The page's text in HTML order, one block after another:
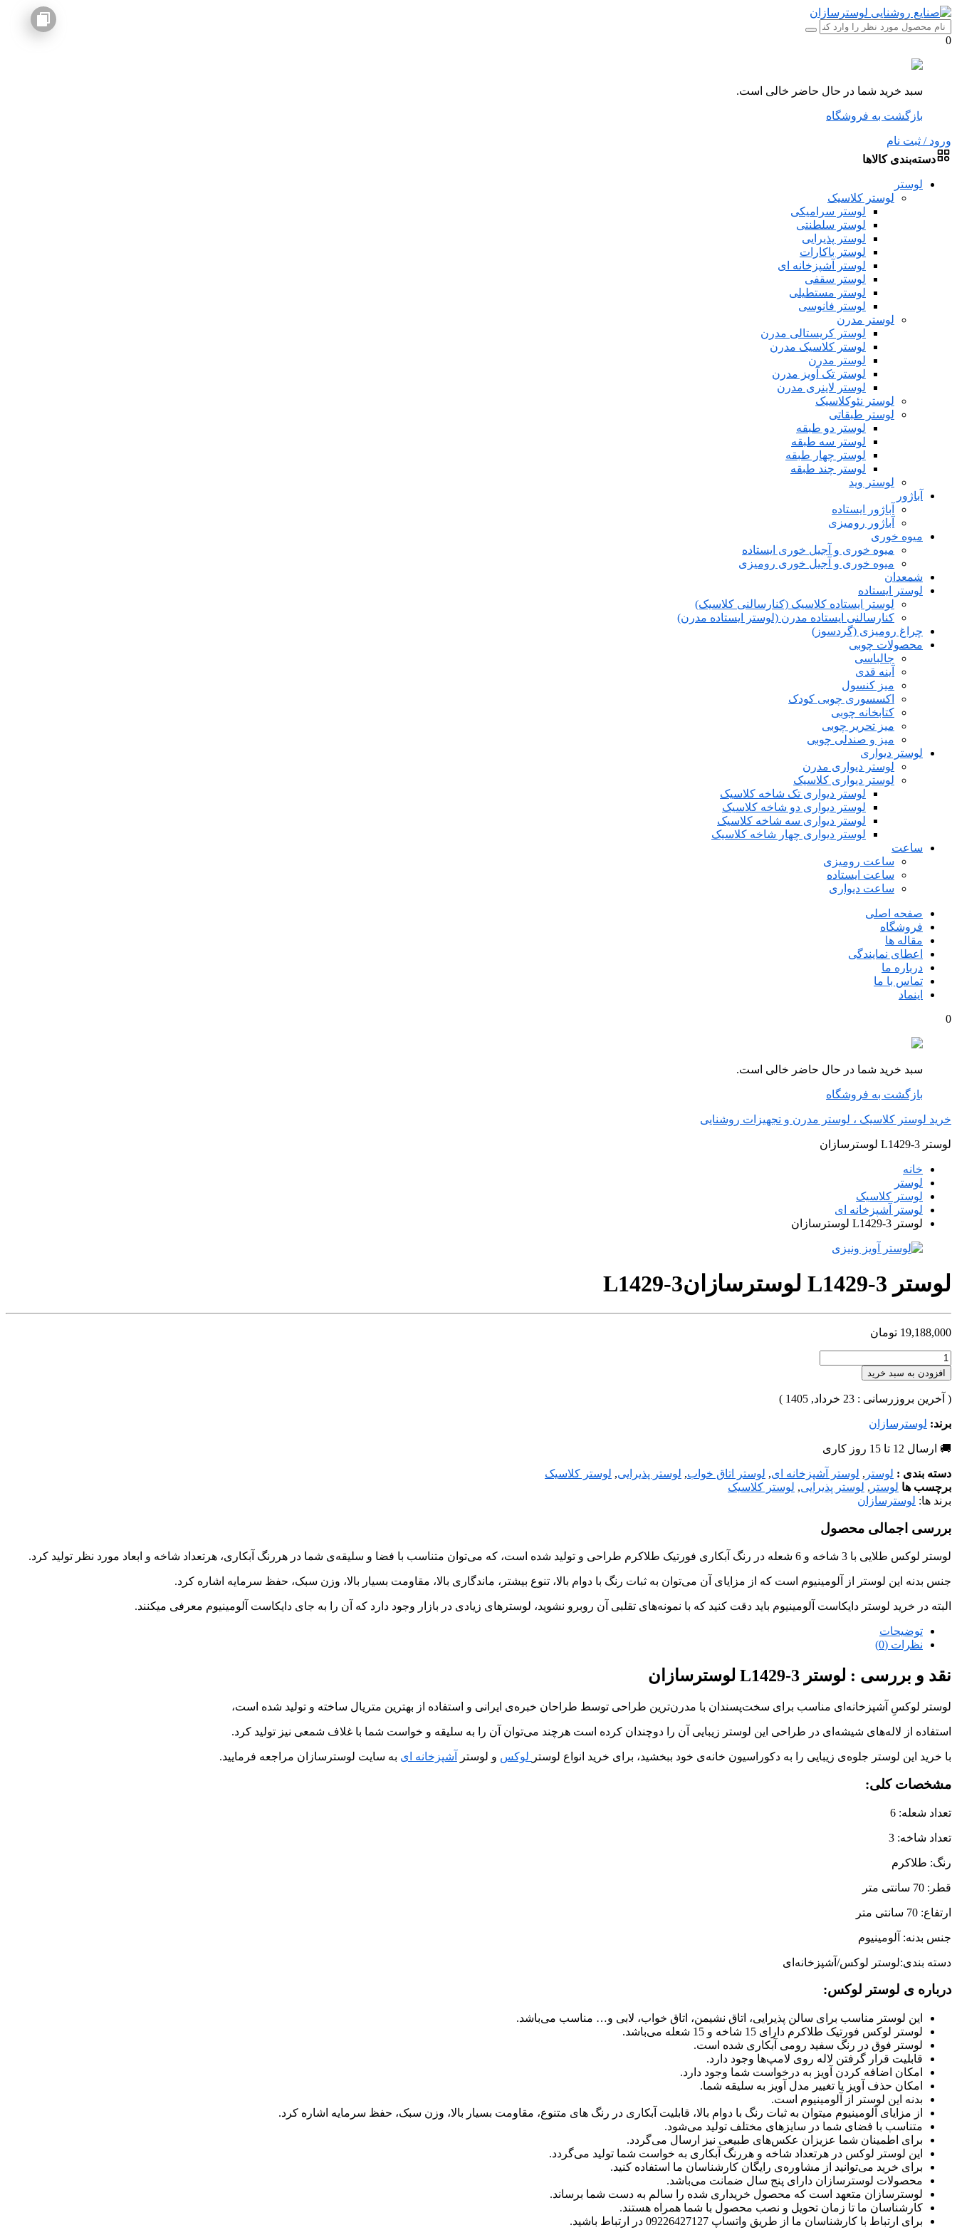
0
سبد خرید شما در حال حاضر خالی است.
بازگشت به فروشگاه
ورود / ثبت نام
دسته‌بندی کالاها
لوستر
لوستر کلاسیک
لوستر سرامیکی
لوستر سلطنتی
لوستر پذیرایی
لوستر باکارات
لوستر آشپزخانه ای
لوستر سقفی
لوستر مستطیلی
لوستر فانوسی
لوستر مدرن
لوستر کریستالی مدرن
لوستر کلاسیک مدرن
لوستر مدرن
لوستر تک آویز مدرن
لوستر لاینری مدرن
لوستر نئوکلاسیک
لوستر طبقاتی
لوستر دو طبقه
لوستر سه طبقه
لوستر چهار طبقه
لوستر چند طبقه
لوستر وید
آباژور
آباژور ایستاده
آباژور رومیزی
میوه خوری
میوه خوری و آجیل خوری ایستاده
میوه خوری و آجیل خوری رومیزی
شمعدان
لوستر ایستاده
لوستر ایستاده کلاسیک (کنارسالنی کلاسیک)
کنارسالنی ایستاده مدرن (لوستر ایستاده مدرن)
چراغ رومیزی (گردسوز)
محصولات چوبی
جالباسی
آینه قدی
میز کنسول
اکسسوری چوبی کودک
کتابخانه چوبی
میز تحریر چوبی
میز و صندلی چوبی
لوستر دیواری
لوستر دیواری مدرن
لوستر دیواری کلاسیک
لوستر دیواری تک شاخه کلاسیک
لوستر دیواری دو شاخه کلاسیک
لوستر دیواری سه شاخه کلاسیک
لوستر دیواری چهار شاخه کلاسیک
ساعت
ساعت رومیزی
ساعت ایستاده
ساعت دیواری
صفحه اصلی
فروشگاه
مقاله ها
اعطای نمایندگی
درباره ما
تماس با ما
اینماد
0
سبد خرید شما در حال حاضر خالی است.
بازگشت به فروشگاه
خرید لوستر کلاسیک ، لوستر مدرن و تجهیزات روشنایی
لوستر L1429-3 لوسترسازان
خانه
لوستر
لوستر کلاسیک
لوستر آشپزخانه ای
لوستر L1429-3 لوسترسازان
لوستر L1429-3 لوسترسازان L1429-3
19,188,000 تومان
افزودن به سبد خرید
( آخرین بروزرسانی : 23 خرداد, 1405 )
برند: لوسترسازان
🚚 ارسال 12 تا 15 روز کاری
دسته بندی : لوستر , لوستر آشپزخانه ای, لوستر اتاق خواب, لوستر پذیرایی, لوستر کلاسیک
برچسب ها لوستر , لوستر پذیرایی, لوستر کلاسیک
برند ها: لوسترسازان
بررسی اجمالی محصول
لوستر لوکس طلایی با 3 شاخه و 6 شعله در رنگ آبکاری فورتیک طلاکرم طراحی و تولید شده است، که می‌توان متناسب با فضا و سلیقه‌ی شما در هررنگ آبکاری، هرتعداد شاخه و ابعاد مورد نظر تولید کرد.
جنس بدنه این لوستر از آلومینیوم است که از مزایای آن می‌توان به ثبات رنگ با دوام بالا، تنوع بیشتر، ماندگاری بالا، مقاومت بسیار بالا، وزن سبک، حفظ سرمایه اشاره کرد.
البته در خرید لوستر دایکاست آلومینیوم باید دقت کنید که با نمونه‌های تقلبی آن روبرو نشوید، لوسترهای زیادی در بازار وجود دارد که آن را به جای دایکاست آلومینیوم معرفی میکنند.
توضیحات
نظرات (0)
نقد و بررسی : لوستر L1429-3 لوسترسازان
لوستر لوکسِ آشپزخانه‌ای مناسب برای سخت‌پسندان با مدرن‌ترین طراحی توسط طراحان خبره‌ی ایرانی و استفاده از بهترین متریال ساخته و تولید شده است،
استفاده از لاله‌های شیشه‌ای در طراحی این لوستر زیبایی آن را دوچندان کرده است هرچند می‌توان آن را به سلیقه‌ و خواست شما با غلاف شمعی نیز تولید کرد.
با خرید این لوستر جلوه‌ی زیبایی را به دکوراسیون خانه‌ی خود ببخشید، برای خرید انواع لوستر لوکس و لوستر آشپزخانه‌ ای به سایت لوسترسازان مراجعه فرمایید.
مشخصات کلی:
تعداد شعله: 6
تعداد شاخه: 3
رنگ: طلاکرم
قطر: 70 سانتی متر
ارتفاع: 70 سانتی متر
جنس بدنه: آلومینیوم
دسته بندی:لوستر لوکس/آشپزخانه‌ای
درباره ی لوستر لوکس:
این لوستر مناسب برای سالن پذیرایی، اتاق نشیمن، اتاق خواب، لابی و… مناسب می‌باشد.
لوستر لوکس فورتیک طلاکرم دارای 15 شاخه و 15 شعله می‌باشد.
لوستر فوق در رنگ سفید رومی آبکاری شده است.
قابلیت قرار گرفتن لاله روی لامپ‌ها وجود دارد.
امکان اضافه کردن آویز به درخواست شما وجود دارد.
امکان حذف آویز یا تغییر مدل آویز به سلیقه شما.
بدنه این لوستر از آلومینیوم است.
از مزایای آلومینیوم میتوان به ثبات رنگ با دوام بالا، قابلیت آبکاری در رنگ های متنوع، مقاومت بسیار بالا، وزن سبک، حفظ سرمایه اشاره کرد.
متناسب با فضای شما در سایزهای مختلف تولید می‌شود.
برای اطمینان شما عزیزان عکس‌های طبیعی نیز ارسال می‌گردد.
این لوستر لوکس در هرتعداد شاخه و هررنگ آبکاری به خواست شما تولید می‌گردد.
برای خرید می‌توانید از مشاوره‌ی رایگان کارشناسان ما استفاده کنید.
محصولات لوسترسازان دارای پنج سال ضمانت می‌باشد.
لوسترسازان متعهد است که محصول خریداری شده را سالم به دست شما برساند.
کارشناسان ما تا زمان تحویل و نصب محصول با شما همراه هستند.
برای ارتباط با کارشناسان ما از طریق واتساپ 09226427127 در ارتباط باشید.